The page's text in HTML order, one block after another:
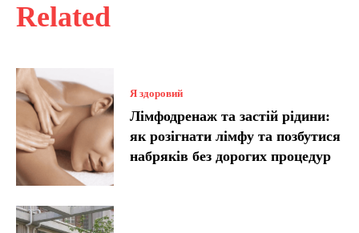
Related
Я здоровий
Лімфодренаж та застій рідини:
як розігнати лімфу та позбутися
набряків без дорогих процедур